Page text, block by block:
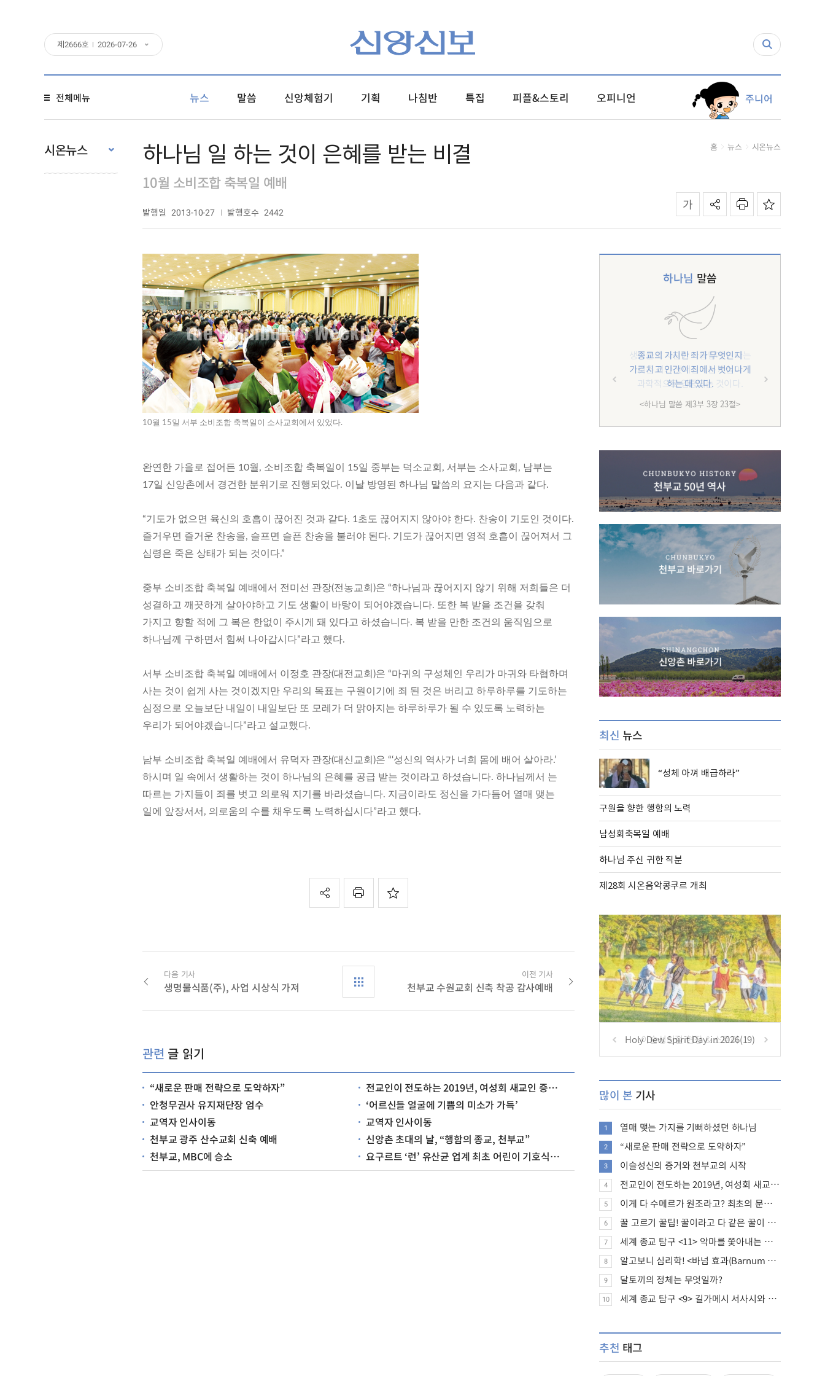
제 2666호 2026-07-26
전체메뉴 뉴스 말씀 신앙체험기 기획 나침반 특집 피플&스토리 오피니언 주니어
시온뉴스 하나님 일 하는 것이 은혜를 받는 비결
10월 소비조합 축복일 예배
발행일 2013-10-27 발행호수 2442
홈 뉴스 시온뉴스
10월 15일 서부 소비조합 축복일이 소사교회에서 있었다.
완연한 가을로 접어든 10월, 소비조합 축복일이 15일 중부는 덕소교회, 서부는 소사교회, 남부는
17일 신앙촌에서 경건한 분위기로 진행되었다. 이날 방영된 하나님 말씀의 요지는 다음과 같다.
“기도가 없으면 육신의 호흡이 끊어진 것과 같다. 1초도 끊어지지 않아야 한다. 찬송이 기도인 것이다.
즐거우면 즐거운 찬송을, 슬프면 슬픈 찬송을 불러야 된다. 기도가 끊어지면 영적 호흡이 끊어져서 그
심령은 죽은 상태가 되는 것이다.”
중부 소비조합 축복일 예배에서 전미선 관장(전농교회)은 “하나님과 끊어지지 않기 위해 저희들은 더
성결하고 깨끗하게 살아야하고 기도 생활이 바탕이 되어야겠습니다. 또한 복 받을 조건을 갖춰
가지고 향할 적에 그 복은 한없이 주시게 돼 있다고 하셨습니다. 복 받을 만한 조건의 움직임으로
하나님께 구하면서 힘써 나아갑시다”라고 했다.
서부 소비조합 축복일 예배에서 이정호 관장(대전교회)은 “마귀의 구성체인 우리가 마귀와 타협하며
사는 것이 쉽게 사는 것이겠지만 우리의 목표는 구원이기에 죄 된 것은 버리고 하루하루를 기도하는
심정으로 오늘보단 내일이 내일보단 또 모레가 더 맑아지는 하루하루가 될 수 있도록 노력하는
우리가 되어야겠습니다”라고 설교했다.
남부 소비조합 축복일 예배에서 유덕자 관장(대신교회)은 “‘성신의 역사가 너희 몸에 배어 살아라.’
하시며 일 속에서 생활하는 것이 하나님의 은혜를 공급 받는 것이라고 하셨습니다. 하나님께서 는
따르는 가지들이 죄를 벗고 의로워 지기를 바라셨습니다. 지금이라도 정신을 가다듬어 열매 맺는
일에 앞장서서, 의로움의 수를 채우도록 노력하십시다”라고 했다.
다음 기사
생명물식품(주), 사업 시상식 가져
이전 기사
천부교 수원교회 신축 착공 감사예배
관련 글 읽기
“새로운 판매 전략으로 도약하자”
전교인이 전도하는 2019년, 여성회 새교인 증가 추세
안청무권사 유지재단장 엄수
‘어르신들 얼굴에 기쁨의 미소가 가득’
교역자 인사이동
교역자 인사이동
천부교 광주 산수교회 신축 예배
신앙촌 초대의 날, “행함의 종교, 천부교”
천부교, MBC에 승소
요구르트 ‘런’ 유산균 업계 최초 어린이 기호식품 품질 인증 획득
하나님 말씀
종교의 가치란 죄가 무엇인지
가르치고 인간이 죄에서 벗어나게
하는 데 있다.
<하나님 말씀 제3부 3장 23절>
최신 뉴스
“성체 아껴 배급하라”
구원을 향한 행함의 노력
남성회축복일 예배
하나님 주신 귀한 직분
제28회 시온음악콩쿠르 개최
Holy Dew Spirit Day in 2026(19)
많이 본 기사
1 열매 맺는 가지를 기뻐하셨던 하나님
2 “새로운 판매 전략으로 도약하자”
3 이슬성신의 증거와 천부교의 시작
4 전교인이 전도하는 2019년, 여성회 새교인 증가 추세
5 이게 다 수메르가 원조라고? 최초의 문명, 수메르는 어떤 문명이었을까?
6 꿀 고르기 꿀팁! 꿀이라고 다 같은 꿀이 아니다!
7 세계 종교 탐구 <11> 악마를 쫓아내는 의식의 뿌리에 대하여
8 알고보니 심리학! <바넘 효과(Barnum effect)>
9 달토끼의 정체는 무엇일까?
10 세계 종교 탐구 <9> 길가메시 서사시와 성경에 대하여
추천 태그